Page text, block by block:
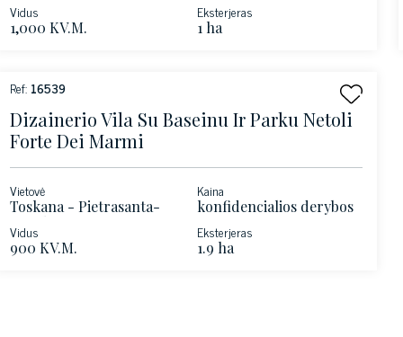
Vidus
1,000 KV.M.
Eksterjeras
1 ha
Ref: 16539
Dizainerio Vila Su Baseinu Ir Parku Netoli
Forte Dei Marmi
Vietovė
Toskana - Pietrasanta-
Versilia
Kaina
konfidencialios derybos
Vidus
900 KV.M.
Eksterjeras
1.9 ha